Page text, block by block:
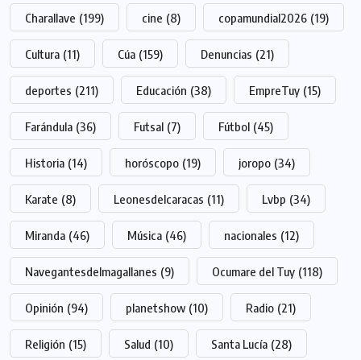
Charallave (199) cine (8) copamundial2026 (19)
Cultura (11) Cúa (159) Denuncias (21)
deportes (211) Educación (38) EmpreTuy (15)
Farándula (36) Futsal (7) Fútbol (45)
Historia (14) horóscopo (19) joropo (34)
Karate (8) Leonesdelcaracas (11) Lvbp (34)
Miranda (46) Música (46) nacionales (12)
Navegantesdelmagallanes (9) Ocumare del Tuy (118)
Opinión (94) planetshow (10) Radio (21)
Religión (15) Salud (10) Santa Lucía (28)